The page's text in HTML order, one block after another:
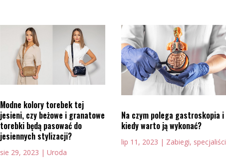
Modne kolory torebek tej
jesieni, czy beżowe i granatowe
torebki będą pasować do
jesiennych stylizacji?
sie 29, 2023 |Uroda
Na czym polega gastroskopia i
kiedy warto ją wykonać?
lip 11, 2023 | Zabiegi, specjaliści